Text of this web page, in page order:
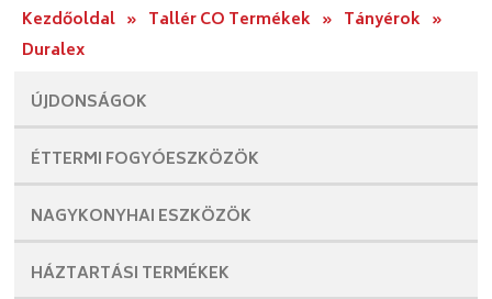
Kezdőoldal » Tallér CO Termékek » Tányérok »
Duralex
ÚJDONSÁGOK
ÉTTERMI FOGYÓESZKÖZÖK
NAGYKONYHAI ESZKÖZÖK
HÁZTARTÁSI TERMÉKEK